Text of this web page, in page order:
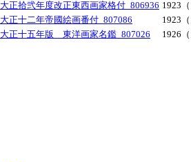
大正拾弐年度改正東西画家格付_806936 1923
大正十二年帝國絵画番付_807086
1923
大正十五年版 東洋画家名鑑_807026 1926